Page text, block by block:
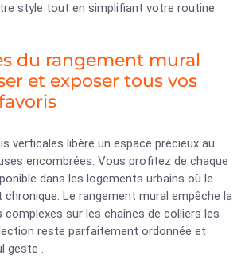
style tout en simplifiant votre routine
du rangement mural
et exposer tous vos
verticales libère un espace précieux au
encombrées. Vous profitez de chaque
dans les logements urbains où le
chronique. Le rangement mural empêche la
sur les chaînes de colliers les
reste parfaitement ordonnée et
geste .